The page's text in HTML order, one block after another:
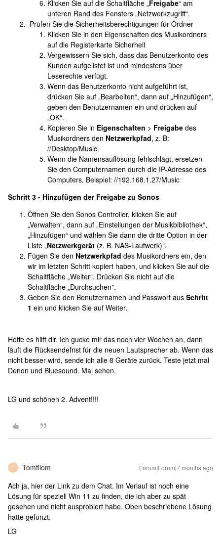
Klicken Sie auf die Schaltfläche „Freigabe“ am
unteren Rand des Fensters „Netzwerkzugriff“.
Prüfen Sie die Sicherheitsberechtigungen für Ordner
Klicken Sie in den Eigenschaften des Musikordners
auf die Registerkarte Sicherheit
Vergewissern Sie sich, dass das Benutzerkonto des
Kunden aufgelistet ist und mindestens über
Leserechte verfügt.
Wenn das Benutzerkonto nicht aufgeführt ist,
drücken Sie auf „Bearbeiten“, dann auf „Hinzufügen“,
geben den Benutzernamen ein und drücken auf
„OK“.
Kopieren Sie in Eigenschaften > Freigabe des
Musikordners den Netzwerkpfad, z. B:
//Desktop/Music.
Wenn die Namensauflösung fehlschlägt, ersetzen
Sie den Computernamen durch die IP-Adresse des
Computers. Beispiel: //192.168.1.27/Music
Schritt 3 - Hinzufügen der Freigabe zu Sonos
Öffnen Sie den Sonos Controller, klicken Sie auf
„Verwalten“, dann auf „Einstellungen der Musikbibliothek“,
„Hinzufügen“ und wählen Sie dann die dritte Option in der
Liste „Netzwerkgerät (z. B. NAS-Laufwerk)“.
Fügen Sie den Netzwerkpfad des Musikordners ein, den
wir im letzten Schritt kopiert haben, und klicken Sie auf die
Schaltfläche „Weiter“. Drücken Sie nicht auf die
Schaltfläche „Durchsuchen".
Geben Sie den Benutzernamen und Passwort aus Schritt
1 ein und klicken Sie auf Weiter.
Hoffe es hilft dir. Ich gucke mir das noch vier Wochen an, dann
läuft die Rücksendefrist für die neuen Lautsprecher ab. Wenn das
nicht besser wird, sende ich alle 8 Geräte zurück. Teste jetzt mal
Denon und Bluesound. Mal sehen.
LG und schönen 2. Advent!!!!
T Tomtilom Forum|Forum|7 months ago
Ach ja, hier der Link zu dem Chat. Im Verlauf ist noch eine
Lösung für speziell Win 11 zu finden, die ich aber zu spät
gesehen und nicht ausprobiert habe. Oben beschriebene Lösung
hatte gefunzt.
LG